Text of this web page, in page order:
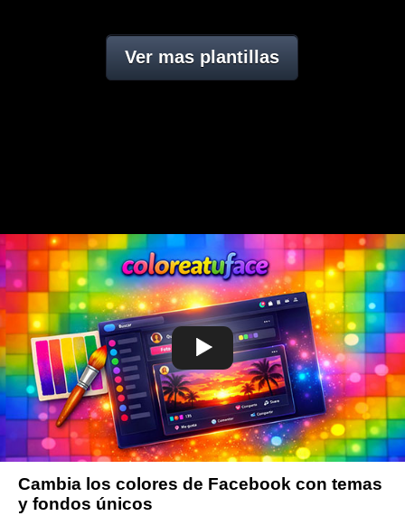
Ver mas plantillas
Cambia los colores de Facebook con temas
y fondos únicos